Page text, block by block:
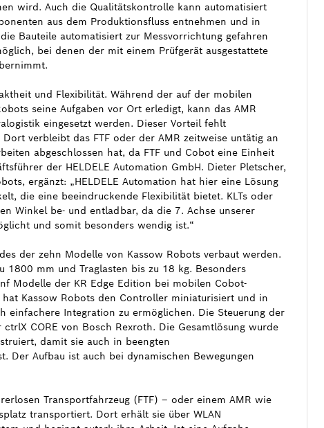
wird. Auch die Qualitätskontrolle kann automatisiert
aus dem Produktionsfluss entnehmen und in
Bauteile automatisiert zur Messvorrichtung gefahren
bei denen der mit einem Prüfgerät ausgestattete
und Flexibilität. Während der auf der mobilen
seine Aufgaben vor Ort erledigt, kann das AMR
eingesetzt werden. Dieser Vorteil fehlt
verbleibt das FTF oder der AMR zeitweise untätig an
abgeschlossen hat, da FTF und Cobot eine Einheit
der HELDELE Automation GmbH. Dieter Pletscher,
ergänzt: „HELDELE Automation hat hier eine Lösung
die eine beeindruckende Flexibilität bietet. KLTs oder
Winkel be- und entladbar, da die 7. Achse unserer
und somit besonders wendig ist.“
der zehn Modelle von Kassow Robots verbaut werden.
1800 mm und Traglasten bis zu 18 kg. Besonders
Modelle der KR Edge Edition bei mobilen Cobot-
Kassow Robots den Controller miniaturisiert und in
einfachere Integration zu ermöglichen. Die Steuerung der
CORE von Bosch Rexroth. Die Gesamtlösung wurde
damit sie auch in beengten
Der Aufbau ist auch bei dynamischen Bewegungen
Transportfahrzeug (FTF) – oder einem AMR wie
transportiert. Dort erhält sie über WLAN